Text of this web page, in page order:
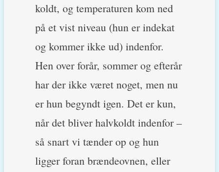
koldt, og temperaturen kom ned
på et vist niveau (hun er indekat
og kommer ikke ud) indenfor.
Hen over forår, sommer og efterår
har der ikke været noget, men nu
er hun begyndt igen. Det er kun,
når det bliver halvkoldt indenfor –
så snart vi tænder op og hun
ligger foran brændeovnen, eller